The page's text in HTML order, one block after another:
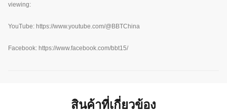
viewing:
YouTube: https://www.youtube.com/@BBTChina
Facebook: https://www.facebook.com/bbt15/
สินค้าที่เกี่ยวข้อง